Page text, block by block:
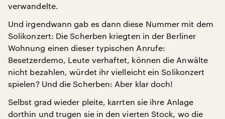
verwandelte.
Und irgendwann gab es dann diese Nummer mit dem
Solikonzert: Die Scherben kriegten in der Berliner
Wohnung einen dieser typischen Anrufe:
Besetzerdemo, Leute verhaftet, können die Anwälte
nicht bezahlen, würdet ihr vielleicht ein Solikonzert
spielen? Und die Scherben: Aber klar doch!
Selbst grad wieder pleite, karrten sie ihre Anlage
dorthin und trugen sie in den vierten Stock, wo die